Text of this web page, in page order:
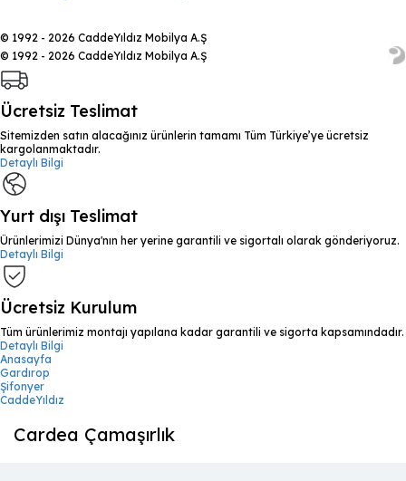
© 1992 - 2026 CaddeYıldız Mobilya A.Ş
© 1992 - 2026 CaddeYıldız Mobilya A.Ş
Ücretsiz Teslimat
Sitemizden satın alacağınız ürünlerin tamamı Tüm Türkiye’ye ücretsiz
kargolanmaktadır.
Detaylı Bilgi
Yurt dışı Teslimat
Ürünlerimizi Dünya'nın her yerine garantili ve sigortalı olarak gönderiyoruz.
Detaylı Bilgi
Ücretsiz Kurulum
Tüm ürünlerimiz montajı yapılana kadar garantili ve sigorta kapsamındadır.
Detaylı Bilgi
Anasayfa
Gardırop
Şifonyer
CaddeYıldız
Cardea Çamaşırlık